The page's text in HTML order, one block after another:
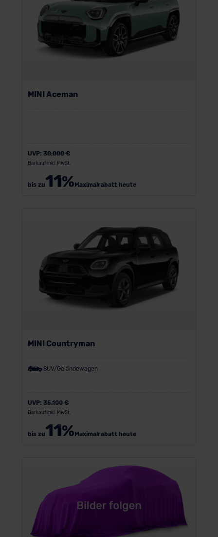
MINI Aceman
UVP: 30.000 €
Barkauf inkl. MwSt.
bis zu11% Maximalrabatt heute
MINI Countryman
SUV/Geländewagen
UVP: 35.100 €
Barkauf inkl. MwSt.
bis zu11%Maximalrabatt heute